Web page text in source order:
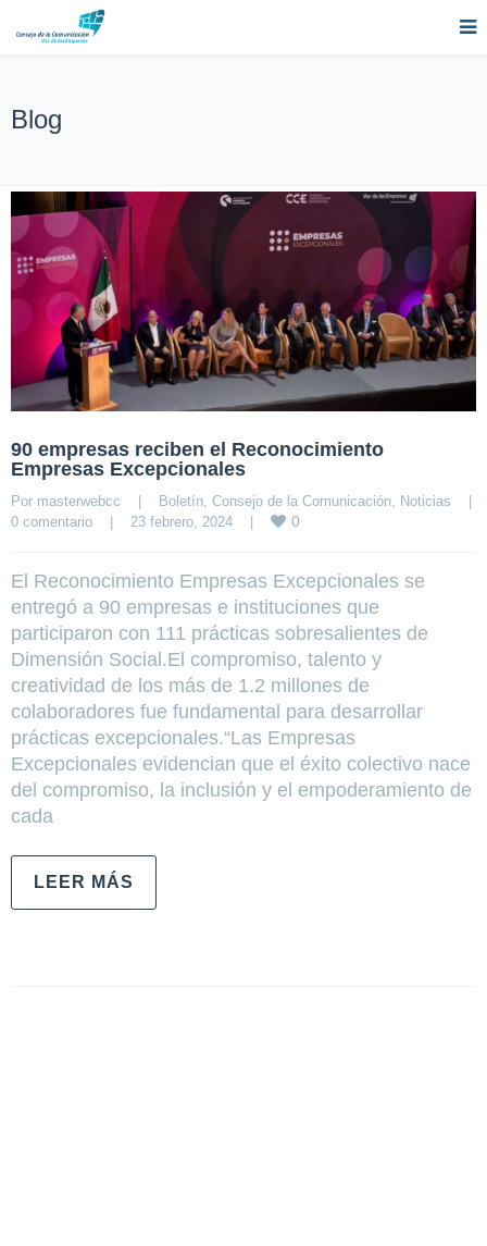
Blog
90 empresas reciben el Reconocimiento
Empresas Excepcionales
Por masterwebcc | Boletín Consejo de la Comunicación Noticias
|
0 comentario
| 23 febrero, 2024 | 0
El Reconocimiento Empresas Excepcionales se
entregó a 90 empresas e instituciones que
participaron con 111 prácticas sobresalientes de
Dimensión Social.El compromiso, talento y
creatividad de los más de 1.2 millones de
colaboradores fue fundamental para desarrollar
prácticas excepcionales.“Las Empresas
Excepcionales evidencian que el éxito colectivo nace
del compromiso, la inclusión y el empoderamiento de
cada
LEER MÁS